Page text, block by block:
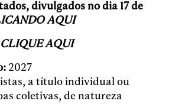
divulgados no dia 17 de
AQUI
CLIQUE AQUI
2027
a título individual ou
coletivas, de natureza